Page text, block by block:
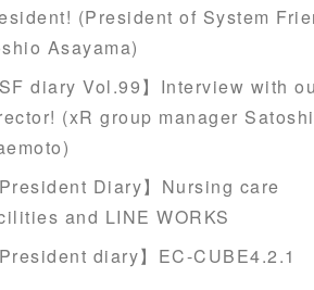
(President of System
Asayama)
diary Vol.99】Interview with
(xR group manager Satoshi
Diary】Nursing care
and LINE WORKS
diary】EC-CUBE4.2.1